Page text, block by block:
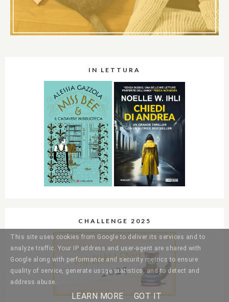
IN LETTURA
CHALLENGE 2025
This site uses cookies from Google to deliver its services and to
analyze traffic. Your IP address and user-agent are shared with
Google along with performance and security metrics to ensure
quality of service, generate usage statistics, and to detect and
address abuse.
LEARN MORE GOT IT